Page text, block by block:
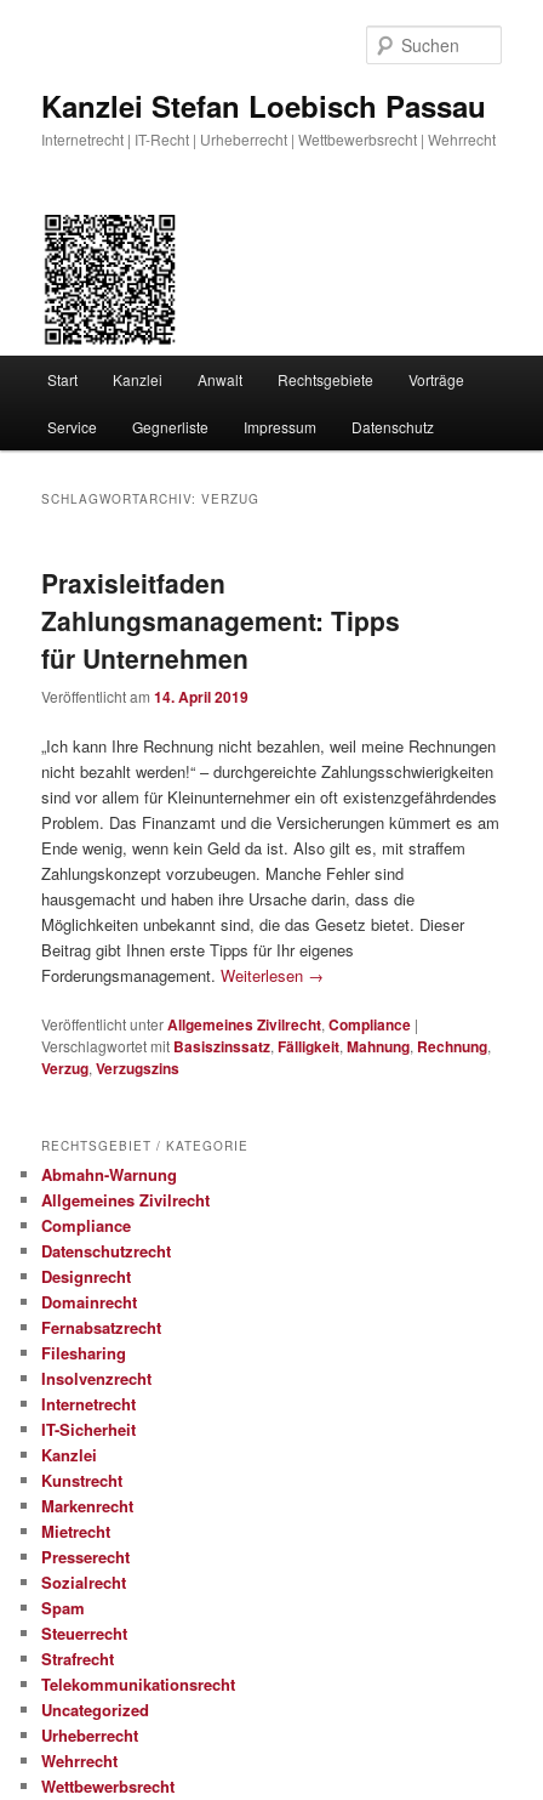
Kanzlei Stefan Loebisch Passau
Internetrecht | IT-Recht | Urheberrecht | Wettbewerbsrecht | Wehrrecht
Start Kanzlei Anwalt Rechtsgebiete Vorträge
Service Gegnerliste Impressum Datenschutz
SCHLAGWORTARCHIV:VERZUG
Praxisleitfaden
Zahlungsmanagement: Tipps
für Unternehmen
Veröffentlicht am14. April 2019
„Ich kann Ihre Rechnung nicht bezahlen, weil meine Rechnungen
nicht bezahlt werden!“ – durchgereichte Zahlungsschwierigkeiten
sind vor allem für Kleinunternehmer ein oft existenzgefährdendes
Problem. Das Finanzamt und die Versicherungen kümmert es am
Ende wenig, wenn kein Geld da ist. Also gilt es, mit straffem
Zahlungskonzept vorzubeugen. Manche Fehler sind
hausgemacht und haben ihre Ursache darin, dass die
Möglichkeiten unbekannt sind, die das Gesetz bietet. Dieser
Beitrag gibt Ihnen erste Tipps für Ihr eigenes
Forderungsmanagement.Weiterlesen →
Veröffentlicht unterAllgemeines Zivilrecht,Compliance |
Verschlagwortet mit Basiszinssatz,Fälligkeit,Mahnung, Rechnung,
Verzug,Verzugszins
RECHTSGEBIET / KATEGORIE
Abmahn-Warnung
Allgemeines Zivilrecht
Compliance
Datenschutzrecht
Designrecht
Domainrecht
Fernabsatzrecht
Filesharing
Insolvenzrecht
Internetrecht
IT-Sicherheit
Kanzlei
Kunstrecht
Markenrecht
Mietrecht
Presserecht
Sozialrecht
Spam
Steuerrecht
Strafrecht
Telekommunikationsrecht
Uncategorized
Urheberrecht
Wehrrecht
Wettbewerbsrecht